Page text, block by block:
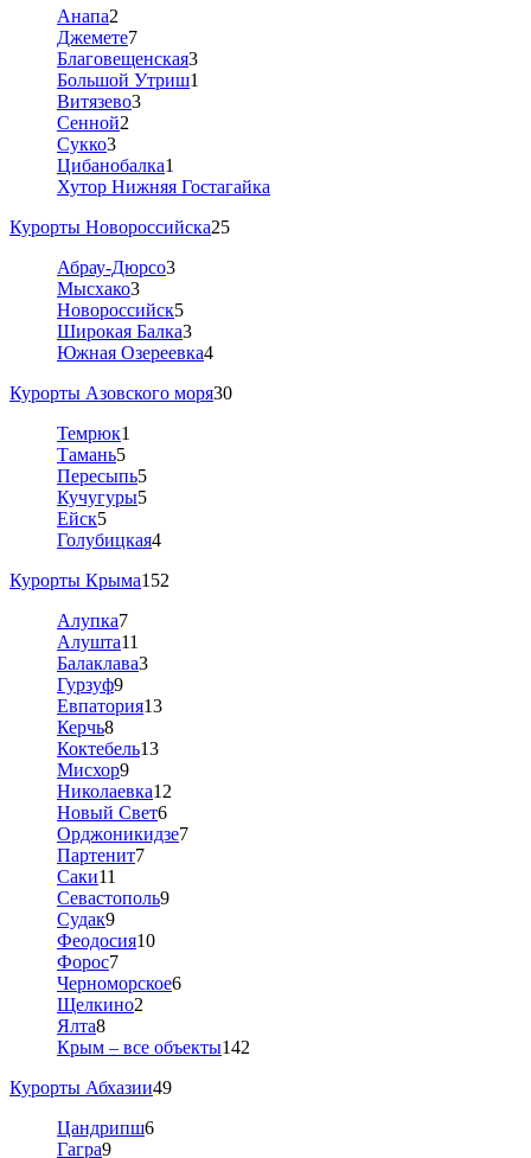
Анапа2
Джемете7
Благовещенская3
Большой Утриш1
Витязево3
Сенной2
Сукко3
Цибанобалка1
Хутор Нижняя Гостагайка
Курорты Новороссийска25
Абрау-Дюрсо3
Мысхако3
Новороссийск5
Широкая Балка3
Южная Озереевка4
Курорты Азовского моря30
Темрюк1
Тамань5
Пересыпь5
Кучугуры5
Ейск5
Голубицкая4
Курорты Крыма152
Алупка7
Алушта11
Балаклава3
Гурзуф9
Евпатория13
Керчь8
Коктебель13
Мисхор9
Николаевка12
Новый Свет6
Орджоникидзе7
Партенит7
Саки11
Севастополь9
Судак9
Феодосия10
Форос7
Черноморское6
Щелкино2
Ялта8
Крым – все объекты142
Курорты Абхазии49
Цандрипш6
Гагра9